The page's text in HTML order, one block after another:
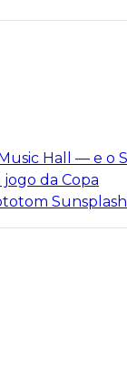
Hall — e o
da Copa